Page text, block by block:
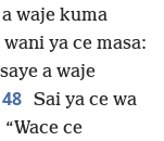
a waje kuma
wani ya ce masa:
a waje
48 Sai ya ce wa
ce